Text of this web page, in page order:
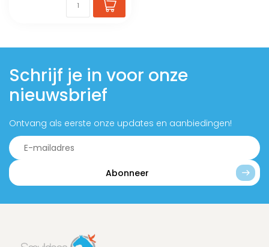
Schrijf je in voor onze
nieuwsbrief
Ontvang als eerste onze updates en aanbiedingen!
Abonneer